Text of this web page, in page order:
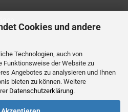
Cookies und andere
Technologien, auch von
Funktionsweise der Website zu
Angebotes zu analysieren und Ihnen
bieten zu können. Weitere
Datenschutzerklärung.